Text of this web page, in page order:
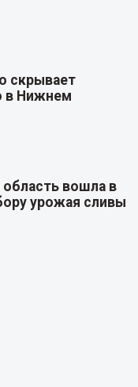
скрывает
в Нижнем
вошла в
урожая сливы